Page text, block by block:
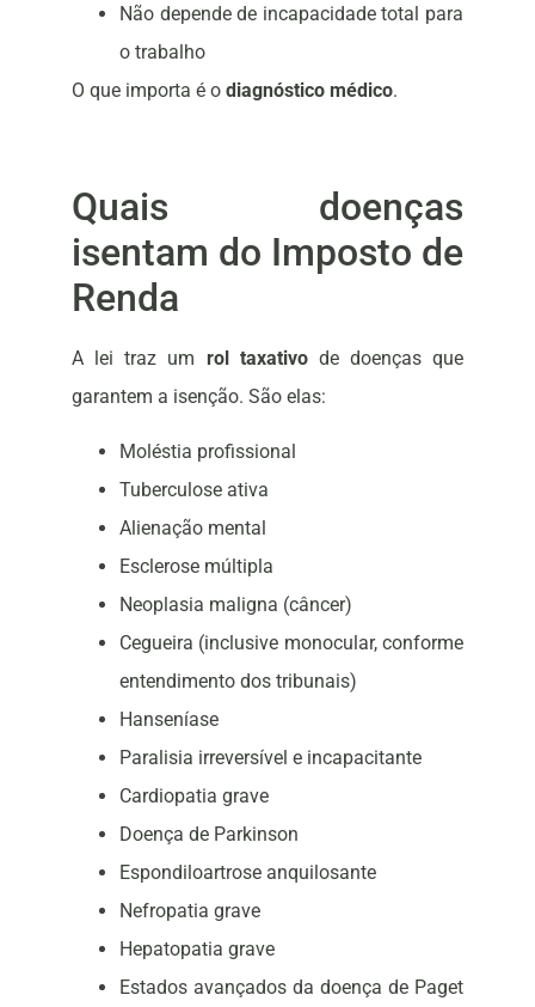
Não depende de incapacidade total para
o trabalho
O que importa é o diagnóstico médico.
Quais doenças
isentam do Imposto de
Renda
A lei traz um rol taxativode doenças que
garantem a isenção. São elas:
Moléstia profissional
Tuberculose ativa
Alienação mental
Esclerose múltipla
Neoplasia maligna (câncer)
Cegueira (inclusive monocular, conforme
entendimento dos tribunais)
Hanseníase
Paralisia irreversível e incapacitante
Cardiopatia grave
Doença de Parkinson
Espondiloartrose anquilosante
Nefropatia grave
Hepatopatia grave
Estados avançados da doença de Paget